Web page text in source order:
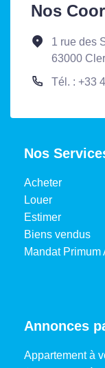
Montant estimé
un usage
années
Nos
1 rue des
63000
Tél. : +33
Nos
Acheter
Louer
Estimer
Biens vendus
Mandat Primum
Annonces
Appartement à